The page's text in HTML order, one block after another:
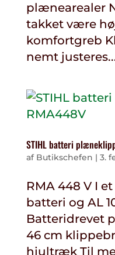
plænearealer
takket være
komfortgreb
nemt
STIHL batteri
af Butikschefen | 3.
RMA 448 V I
batteri og AL
Batteridrevet
46 cm
hjultræk Til